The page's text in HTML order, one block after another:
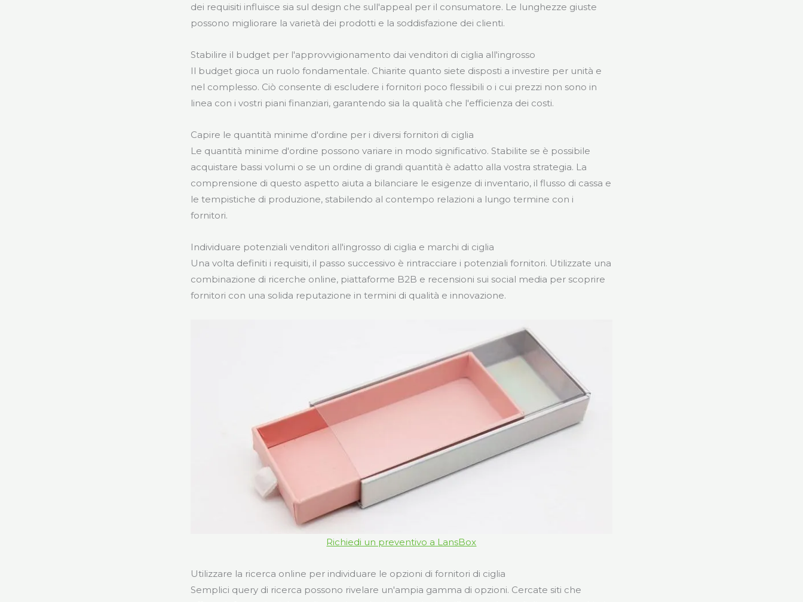
dei requisiti influisce sia sul design che sull'appeal per il consumatore. Le lunghezze giuste
possono migliorare la varietà dei prodotti e la soddisfazione dei clienti.
Stabilire il budget per l'approvvigionamento dai venditori di ciglia all'ingrosso
Il budget gioca un ruolo fondamentale. Chiarite quanto siete disposti a investire per unità e
nel complesso. Ciò consente di escludere i fornitori poco flessibili o i cui prezzi non sono in
linea con i vostri piani finanziari, garantendo sia la qualità che l'efficienza dei costi.
Capire le quantità minime d'ordine per i diversi fornitori di ciglia
Le quantità minime d'ordine possono variare in modo significativo. Stabilite se è possibile
acquistare bassi volumi o se un ordine di grandi quantità è adatto alla vostra strategia. La
comprensione di questo aspetto aiuta a bilanciare le esigenze di inventario, il flusso di cassa e
le tempistiche di produzione, stabilendo al contempo relazioni a lungo termine con i
fornitori.
Individuare potenziali venditori all'ingrosso di ciglia e marchi di ciglia
Una volta definiti i requisiti, il passo successivo è rintracciare i potenziali fornitori. Utilizzate una
combinazione di ricerche online, piattaforme B2B e recensioni sui social media per scoprire
fornitori con una solida reputazione in termini di qualità e innovazione.
Richiedi un preventivo a LansBox
Utilizzare la ricerca online per individuare le opzioni di fornitori di ciglia
Semplici query di ricerca possono rivelare un'ampia gamma di opzioni. Cercate siti che